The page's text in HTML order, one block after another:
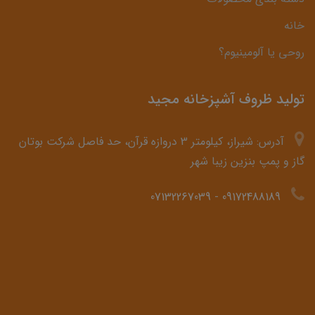
خانه
روحی یا آلومینیوم؟
تولید ظروف آشپزخانه مجید
آدرس: شیراز، کیلومتر 3 دروازه قرآن، حد فاصل شرکت بوتان
گاز و پمپ بنزین زیبا شهر
09172488189
-
07132267039